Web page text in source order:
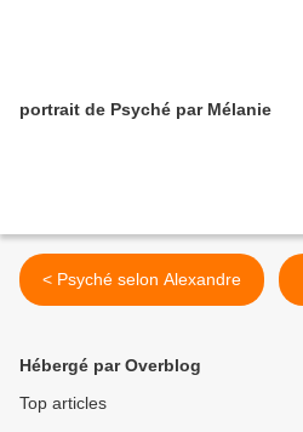
portrait de Psyché par Mélanie
< Psyché selon Alexandre
Hébergé par Overblog
Top articles